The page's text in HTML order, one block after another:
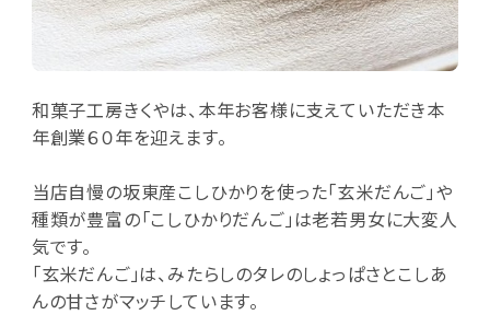
和菓子工房きくやは、本年お客様に支えていただき本
年創業６０年を迎えます。
当店自慢の坂東産こしひかりを使った「玄米だんご」や
種類が豊富の「こしひかりだんご」は老若男女に大変人
気です。
「玄米だんご」は、みたらしのタレのしょっぱさとこしあ
んの甘さがマッチしています。